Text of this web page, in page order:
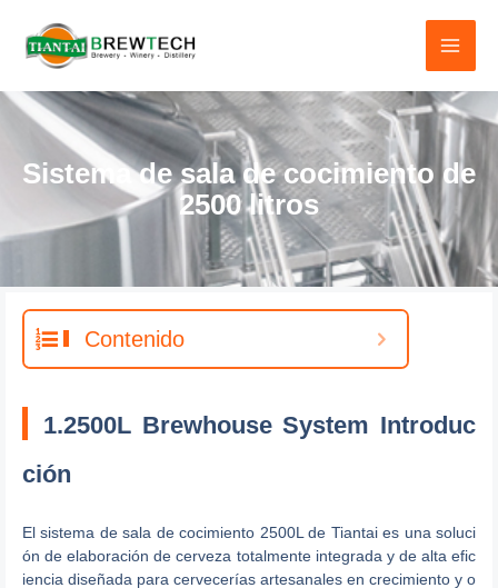
Sistema de sala de cocimiento de
2500 litros
Contenido
1.2500L Brewhouse System Introduc
ción
El sistema de sala de cocimiento 2500L de Tiantai es una soluci
ón de elaboración de cerveza totalmente integrada y de alta efic
iencia diseñada para cervecerías artesanales en crecimiento y o